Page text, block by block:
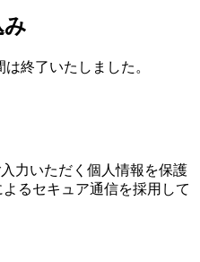
終了いたしました。
力いただく個人情報を保護
るセキュア通信を採用して